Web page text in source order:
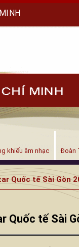
khiếu âm nhạc Đoàn
tế Sài Gòn
tế Sài